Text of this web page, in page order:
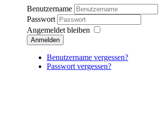
Benutzername
Passwort
Angemeldet bleiben
Anmelden
Benutzername vergessen?
Passwort vergessen?